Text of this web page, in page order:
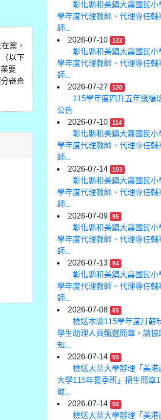
案，
以下
要
審查
彰化縣和美鎮大嘉國民小
學年度代理教師、代理專任輔
師...
2026-07-10
122
彰化縣和美鎮大嘉國民小
學年度代理教師、代理專任輔
師...
2026-07-27
120
115學年度四升五年級編
公告
2026-07-10
114
彰化縣和美鎮大嘉國民小
學年度代理教師、代理專任輔
師...
2026-07-14
103
彰化縣和美鎮大嘉國民小
學年度代理教師、代理專任輔
師...
2026-07-09
96
彰化縣和美鎮大嘉國民小
學年度代理教師、代理專任輔
師...
2026-07-13
94
彰化縣和美鎮大嘉國民小
學年度代理教師、代理專任輔
師...
2026-07-08
65
檢送本縣115學年度月薪
學生助理人員甄選簡章，請協
知...
2026-07-14
50
檢送大葉大學辦理「美港
大學115年夏季班」招生簡章1
敬...
2026-07-14
50
檢送大葉大學辦理「美港